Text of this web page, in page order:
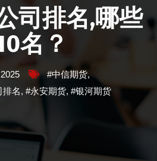
司排名,哪些
名？
#中信期货,
排名, #永安期货, #银河期货